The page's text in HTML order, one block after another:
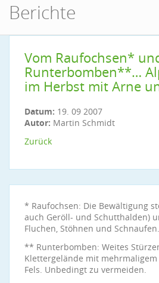
Berichte
Vom Raufochsen*
Runterbomben**…
im Herbst mit Arne
Datum: 19. 09 2007
Autor: Martin Schmidt
Zurück
* Raufochsen: Die Bewältigung
auch Geröll- und Schutthalden)
Fluchen, Stöhnen und Schnaufen.
** Runterbomben: Weites
Klettergelände mit
Fels. Unbedingt zu vermeiden.